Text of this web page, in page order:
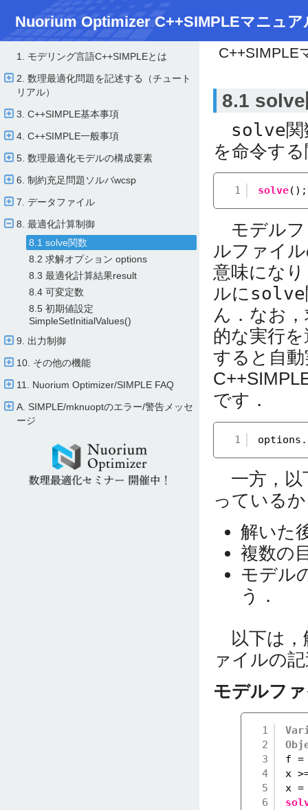
Nuorium Optimizer C++SIMPLEマニュア
1. モデリング言語C++SIMPLEとは
2. 数理最適化問題を記述する（チュート
リアル）
3. C++SIMPLE基本事項
4. C++SIMPLE一般事項
5. 数理最適化モデルの構成要素
6. 制約充足問題ソルバwcsp
7. データファイル
8. 最適化計算制御
8.1 solve関数
8.2 求解オプション options
8.3 最適化計算結果result
8.4 可変定数
8.5 初期値設定
SimpleSetInitialValues()
9. 出力制御
10. その他の機能
11. Nuorium Optimizer/​SIMPLE FAQ
A. SIMPLE/​mknuoptのエラー/​警告メッセ
ージ
C++SIMPLE
8.1
solve
を命令す
1 solve();
モデルフ
ルファイ
意味にな
ルにsolve
ん．なお
的な実行
すると自
です．
1
一方，以
っている
解いた
複数の
モデル
う．
以下は，
ァイルの
モデルフ
1
2
3
4
5
6
f =
x
x